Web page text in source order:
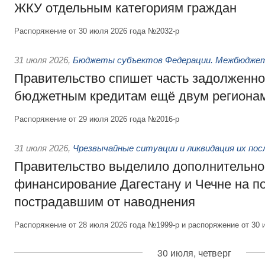
ЖКУ отдельным категориям граждан
Распоряжение от 30 июля 2026 года №2032-р
31 июля 2026, Бюджеты субъектов Федерации.
Правительство спишет часть
бюджетным кредитам ещё двум
Распоряжение от 29 июля 2026 года №2016-р
31 июля 2026, Чрезвычайные ситуации и ликвидация их
Правительство выделило
финансирование Дагестану и Чечне на
пострадавшим от наводнения
Распоряжение от 28 июля 2026 года №1999-р и распоряжение от
30 июля, четверг